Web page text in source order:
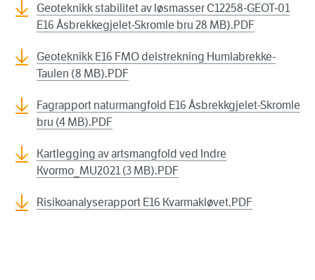
Geoteknikk stabilitet av løsmasser C12258-GEOT-01
E16 Åsbrekkegjelet-Skromle bru 28 MB).PDF
Geoteknikk E16 FMO delstrekning Humlabrekke-
Taulen (8 MB).PDF
Fagrapport naturmangfold E16 Åsbrekkgjelet-Skromle
bru (4 MB).PDF
Kartlegging av artsmangfold ved Indre
Kvormo_MU2021 (3 MB).PDF
Risikoanalyserapport E16 Kvarmakløvet.PDF